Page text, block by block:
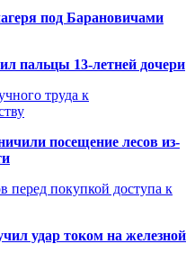
под Барановичами
пальцы 13-летней дочери
труда к
посещение лесов из-
перед покупкой доступа к
удар током на железной